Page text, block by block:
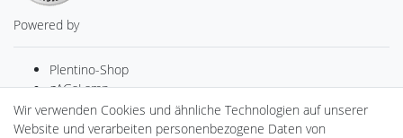
Powered by
Plentino-Shop
gAGaLamp
Drohnenstore24
Cardanlight-Shop
Wir verwenden Cookies und ähnliche Technologien auf unserer
Website und verarbeiten personenbezogene Daten von